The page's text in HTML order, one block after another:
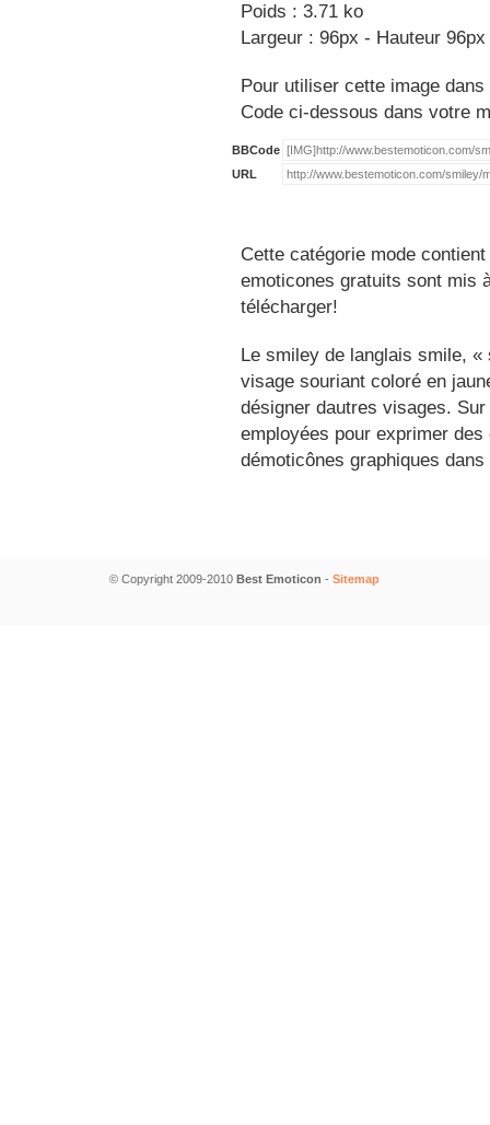
Poids : 3.71 ko
Largeur : 96px - Hauteur 96px
Pour utiliser cette image
Code ci-dessous dans votre
BBCode
URL
Cette catégorie mode
emoticones gratuits sont mis
télécharger!
Le smiley de langlais smile,
visage souriant coloré en
désigner dautres visages.
employées pour exprimer
démoticônes graphiques
© Copyright 2009-2010 Best Emoticon - Sitemap